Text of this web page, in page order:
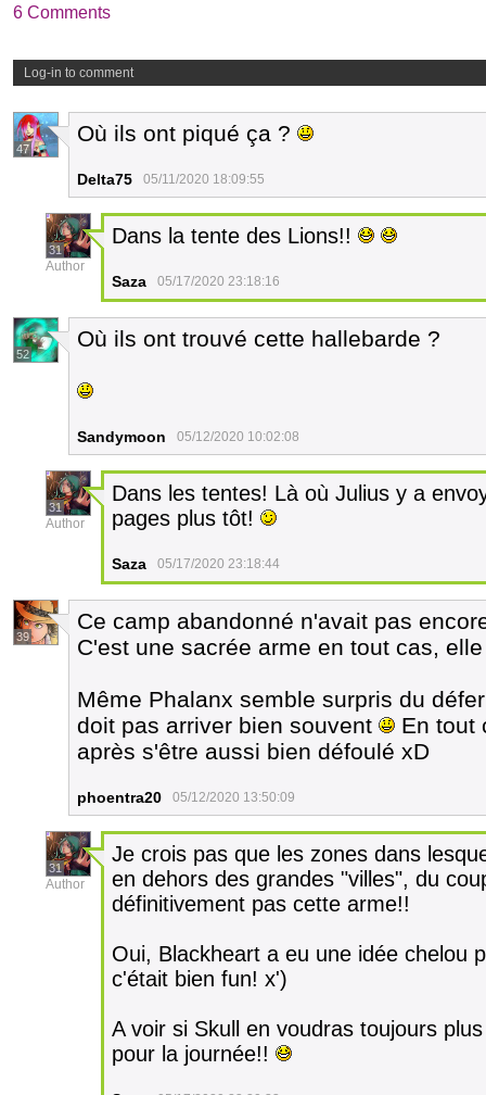
6 Comments
Log-in to comment
47
Où ils ont piqué ça ?
Delta75 05/11/2020 18:09:55
31
Author
Dans la tente des Lions!!
Saza 05/17/2020 23:18:16
52
Où ils ont trouvé cette hallebarde ?
Sandymoon 05/12/2020 10:02:08
31
Author
Dans les tentes! Là où Julius y a
pages plus tôt!
Saza 05/17/2020 23:18:44
39
Ce camp abandonné n'avait pas
C'est une sacrée arme en tout cas,
Même Phalanx semble surpris du
doit pas arriver bien souvent
En tout
après s'être aussi bien défoulé xD
phoentra20 05/12/2020 13:50:09
31
Author
Je crois pas que les zones dans
en dehors des grandes "villes", du
définitivement pas cette arme!!
Oui, Blackheart a eu une idée chelou
c'était bien fun! x')
A voir si Skull en voudras toujours
pour la journée!!